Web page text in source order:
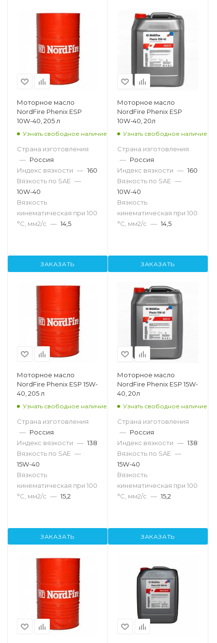
Моторное масло
NordFire Phenix ESP
10W-40, 205 л
Узнать свободное наличие
Страна изготовления
— Россия
Индекс вязкости — 160
Вязкость по SAE —
10W-40
Вязкость
кинематическая при 100
°С, мм2/с — 14,5
ЗАКАЗАТЬ
Моторное масло
NordFire Phenix ESP
10W-40, 20л
Узнать свободное наличие
Страна изготовления
— Россия
Индекс вязкости — 160
Вязкость по SAE —
10W-40
Вязкость
кинематическая при 100
°С, мм2/с — 14,5
ЗАКАЗАТЬ
Моторное масло
NordFire Phenix ESP 15W-
40, 205 л
Узнать свободное наличие
Страна изготовления
— Россия
Индекс вязкости — 138
Вязкость по SAE —
15W-40
Вязкость
кинематическая при 100
°С, мм2/с — 15,2
ЗАКАЗАТЬ
Моторное масло
NordFire Phenix ESP 15W-
40, 20л
Узнать свободное наличие
Страна изготовления
— Россия
Индекс вязкости — 138
Вязкость по SAE —
15W-40
Вязкость
кинематическая при 100
°С, мм2/с — 15,2
ЗАКАЗАТЬ